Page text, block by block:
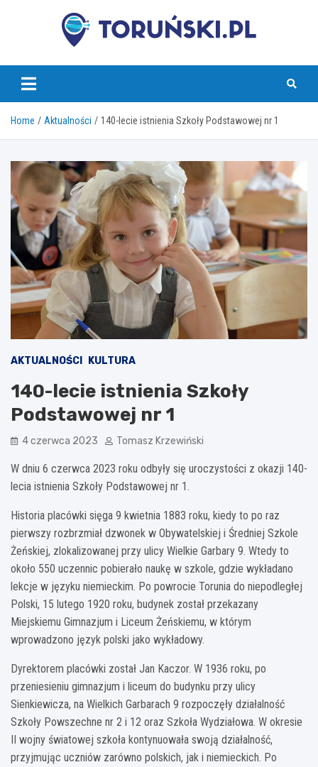
torunski.pl
Home Aktualności 140-lecie istnienia Szkoły Podstawowej nr 1
AKTUALNOŚCI KULTURA
140-lecie istnienia Szkoły
Podstawowej nr 1
4 czerwca 2023 Tomasz Krzewiński
W dniu 6 czerwca 2023 roku odbyły się uroczystości z okazji 140-
lecia istnienia Szkoły Podstawowej nr 1.
Historia placówki sięga 9 kwietnia 1883 roku, kiedy to po raz
pierwszy rozbrzmiał dzwonek w Obywatelskiej i Średniej Szkole
Żeńskiej, zlokalizowanej przy ulicy Wielkie Garbary 9. Wtedy to
około 550 uczennic pobierało naukę w szkole, gdzie wykładano
lekcje w języku niemieckim. Po powrocie Torunia do niepodległej
Polski, 15 lutego 1920 roku, budynek został przekazany
Miejskiemu Gimnazjum i Liceum Żeńskiemu, w którym
wprowadzono język polski jako wykładowy.
Dyrektorem placówki został Jan Kaczor. W 1936 roku, po
przeniesieniu gimnazjum i liceum do budynku przy ulicy
Sienkiewicza, na Wielkich Garbarach 9 rozpoczęły działalność
Szkoły Powszechne nr 2 i 12 oraz Szkoła Wydziałowa. W okresie
II wojny światowej szkoła kontynuowała swoją działalność,
przyjmując uczniów zarówno polskich, jak i niemieckich. Po